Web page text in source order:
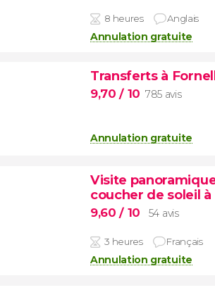
8 heures Anglais
Annulation gratuite
Transferts à
9,70/ 10 785 avis
Annulation gratuite
Visite
coucher de soleil
9,60/ 10 54 avis
3 heures Français
Annulation gratuite